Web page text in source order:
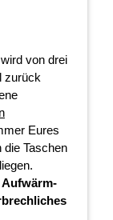
von drei
zurück
Eures
die Taschen